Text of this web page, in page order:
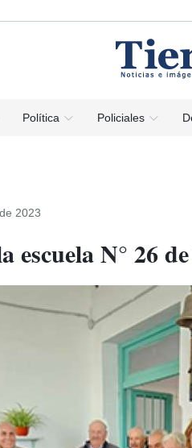
Política Policiales
2023
escuela N° 26